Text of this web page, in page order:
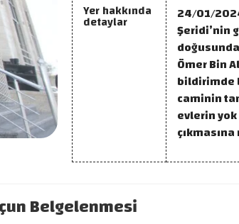
Yer hakkında
detaylar
24/01/
Şeridi’nin
Ömer Bin
bildirimde
caminin
evlerin
Belgelenmesi